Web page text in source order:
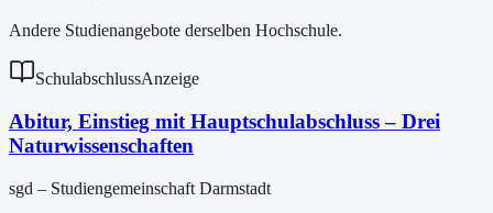
Andere Studienangebote derselben Hochschule.
SchulabschlussAnzeige
Abitur, Einstieg mit Hauptschulabschluss – Drei
Naturwissenschaften
sgd – Studiengemeinschaft Darmstadt